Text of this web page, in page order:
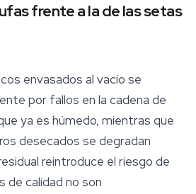
frente a la de las setas
envasados al vacío se
por fallos en la cadena de
ya es húmedo, mientras que
desecados se degradan
reintroduce el riesgo de
de calidad no son